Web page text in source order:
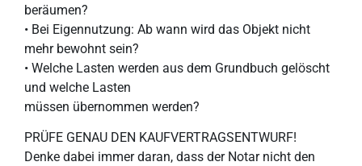
beräumen?
• Bei Eigennutzung: Ab wann wird das Objekt nicht
mehr bewohnt sein?
• Welche Lasten werden aus dem Grundbuch gelöscht
und welche Lasten
müssen übernommen werden?
PRÜFE GENAU DEN KAUFVERTRAGSENTWURF!
Denke dabei immer daran, dass der Notar nicht den